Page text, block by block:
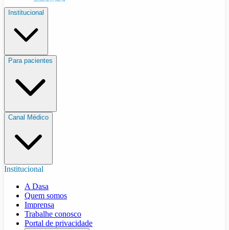
Institucional
Para pacientes
Canal Médico
Institucional
A Dasa
Quem somos
Imprensa
Trabalhe conosco
Portal de privacidade